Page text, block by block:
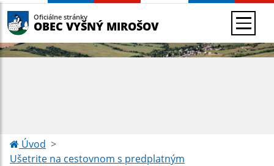
Oficiálne stránky
OBEC VYŠNÝ MIROŠOV
Úvod
Ušetrite na cestovnom s predplatným